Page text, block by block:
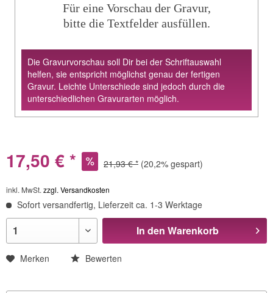
Für eine Vorschau der Gravur,
bitte die Textfelder ausfüllen.
Die Gravurvorschau soll Dir bei der Schriftauswahl
helfen, sie entspricht möglichst genau der fertigen
Gravur. Leichte Unterschiede sind jedoch durch die
unterschiedlichen Gravurarten möglich.
17,50 € * 21,93 € * (20,2% gespart)
inkl. MwSt. zzgl. Versandkosten
Sofort versandfertig, Lieferzeit ca. 1-3 Werktage
In den Warenkorb
Merken Bewerten